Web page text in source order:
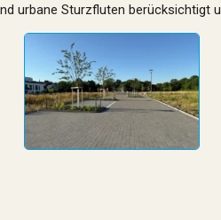
urbane Sturzfluten berücksichtigt